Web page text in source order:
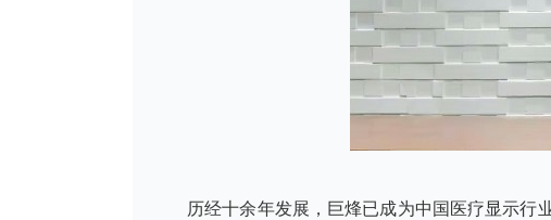
历经十余年发展，巨烽已成为中国医疗显示行